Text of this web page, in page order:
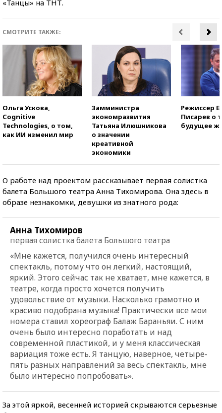
«Танцы» на ТНТ.
СМОТРИТЕ ТАКЖЕ:
Ольга Ускова,
Cognitive
Technologies, о том,
как ИИ изменил мир
Замминистра
экономразвития
Татьяна Илюшникова
о значении
креативной
экономики
Режиссер
Писарев о
будущее
О работе над проектом рассказывает первая солистка
балета Большого театра Анна Тихомирова. Она здесь в
образе незнакомки, девушки из знатного рода:
Анна Тихомиров​
первая солистка балета Большого театра
«Мне кажется, получился очень интересный
спектакль, потому что он легкий, настоящий,
яркий. Этого сейчас так не хватает, мне кажется, в
театре, когда просто хочется получить
удовольствие от музыки. Насколько грамотно и
красиво подобрана музыка! Практически все мои
номера ставил хореограф Балаж Бараньяи. С ним
очень было интересно поработать и над
современной пластикой, и у меня классическая
вариация тоже есть. Я танцую, наверное, четыре-
пять разных направлений за весь спектакль, мне
было интересно попробовать».
За этой яркой, весенней историей скрываются серьезные